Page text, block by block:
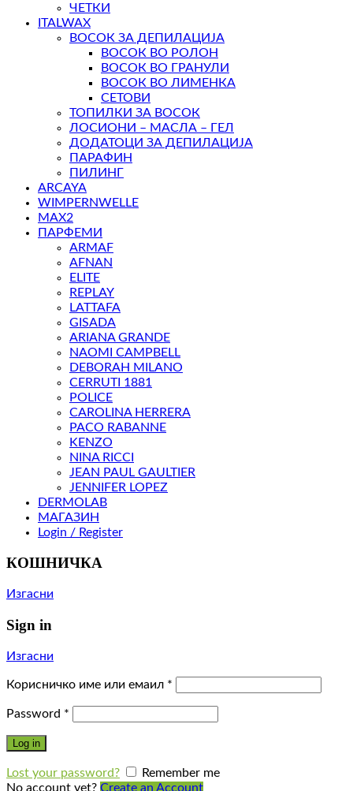
ЧЕТКИ
ITALWAX
ВОСОК ЗА ДЕПИЛАЦИЈА
ВОСОК ВО РОЛОН
ВОСОК ВО ГРАНУЛИ
ВОСОК ВО ЛИМЕНКА
СЕТОВИ
ТОПИЛКИ ЗА ВОСОК
ЛОСИОНИ – МАСЛА – ГЕЛ
ДОДАТОЦИ ЗА ДЕПИЛАЦИЈА
ПАРАФИН
ПИЛИНГ
ARCAYA
WIMPERNWELLE
MAX2
ПАРФЕМИ
ARMAF
AFNAN
ELITE
REPLAY
LATTAFA
GISADA
ARIANA GRANDE
NAOMI CAMPBELL
DEBORAH MILANO
CERRUTI 1881
POLICE
CAROLINA HERRERA
PACO RABANNE
KENZO
NINA RICCI
JEAN PAUL GAULTIER
JENNIFER LOPEZ
DERMOLAB
МАГАЗИН
Login / Register
КОШНИЧКА
Изгасни
Sign in
Изгасни
Корисничко име или емаил *
Password *
Log in
Lost your password?
Remember me
No account yet? Create an Account